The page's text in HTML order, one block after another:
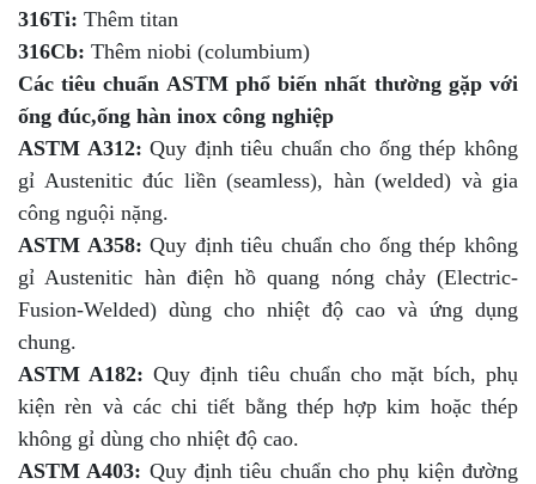
316Ti: Thêm titan
316Cb: Thêm niobi (columbium)
Các tiêu chuẩn ASTM phổ biến nhất thường gặp với
ống đúc,ống hàn inox công nghiệp
ASTM A312:Quy định tiêu chuẩn cho ống thép không
gỉ Austenitic đúc liền (seamless), hàn (welded) và gia
công nguội nặng.
ASTM A358:Quy định tiêu chuẩn cho ống thép không
gỉ Austenitic hàn điện hồ quang nóng chảy (Electric-
Fusion-Welded) dùng cho nhiệt độ cao và ứng dụng
chung.
ASTM A182: Quy định tiêu chuẩn cho mặt bích, phụ
kiện rèn và các chi tiết bằng thép hợp kim hoặc thép
không gỉ dùng cho nhiệt độ cao.
ASTM A403: Quy định tiêu chuẩn cho phụ kiện đường